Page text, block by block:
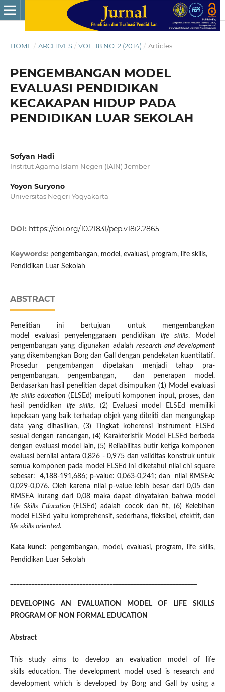
HOME / ARCHIVES / VOL. 18 NO. 2 (2014) / Articles
PENGEMBANGAN MODEL
EVALUASI PENDIDIKAN
KECAKAPAN HIDUP PADA
PENDIDIKAN LUAR SEKOLAH
Sofyan Hadi
Institut Agama Islam Negeri (IAIN) Jember
Yoyon Suryono
Universitas Negeri Yogyakarta
DOI: https://doi.org/10.21831/pep.v18i2.2865
Keywords: pengembangan, model, evaluasi, program, life skills,
Pendidikan Luar Sekolah
ABSTRACT
Penelitian ini bertujuan untuk mengembangkan
model evaluasi penyelenggaraan pendidikanlife skills. Model
pengembangan yang digunakan adalahresearch and development
yang dikembangkan Borg dan Gall dengan pendekatan kuantitatif.
Prosedur pengembangan dipetakan menjadi tahap pra-
pengembangan, pengembangan, dan penerapan model.
Berdasarkan hasil penelitian dapat disimpulkan (1) Model evaluasi
life skills education (ELSEd) meliputi komponen input, proses, dan
hasil pendidikan life skills, (2) Evaluasi model ELSEd memiliki
kepekaan yang baik terhadap objek yang diteliti dan mengungkap
data yang dihasilkan, (3) Tingkat koherensi instrument ELSEd
sesuai dengan rancangan, (4) Karakteristik Model ELSEd berbeda
dengan evaluasi model lain, (5) Reliabilitas butir ketiga komponen
evaluasi bernilai antara 0,826 - 0,975 dan validitas konstruk untuk
semua komponen pada model ELSEd ini diketahui nilai chi square
sebesar: 4,188-191,686; p-value: 0,063-0,241; dan nilai RMSEA:
0,029-0,076. Oleh karena nilai p-value lebih besar dari 0,05 dan
RMSEA kurang dari 0,08 maka dapat dinyatakan bahwa model
Life Skills Education (ELSEd) adalah cocok dan fit, (6) Kelebihan
model ELSEd yaitu komprehensif, sederhana, fleksibel, efektif, dan
life skills oriented.
Kata kunci: pengembangan, model, evaluasi, program, life skills,
Pendidikan Luar Sekolah
DEVELOPING AN EVALUATION MODEL OF LIFE SKILLS
PROGRAM OF NON FORMAL EDUCATION
Abstract
This study aims to develop an evaluation model of life
skills education. The development model used is research and
development which is developed by Borg and Gall by using a